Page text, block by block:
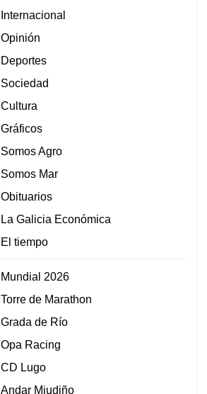
Internacional
Opinión
Deportes
Sociedad
Cultura
Gráficos
Somos Agro
Somos Mar
Obituarios
La Galicia Económica
El tiempo
Mundial 2026
Torre de Marathon
Grada de Río
Opa Racing
CD Lugo
Andar Miudiño